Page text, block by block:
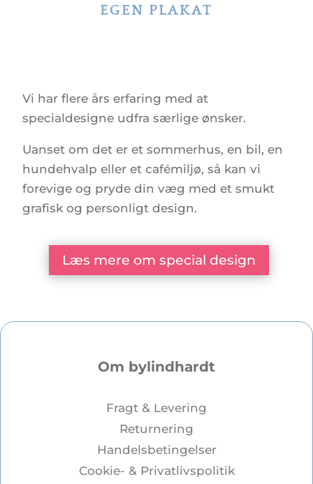
EGEN PLAKAT
Vi har flere års erfaring med at
specialdesigne udfra særlige ønsker.
Uanset om det er et sommerhus, en bil, en
hundehvalp eller et cafémiljø, så kan vi
forevige og pryde din væg med et smukt
grafisk og personligt design.
Læs mere om special design
Om bylindhardt
Fragt & Levering
Returnering
Handelsbetingelser
Cookie- & Privatlivspolitik